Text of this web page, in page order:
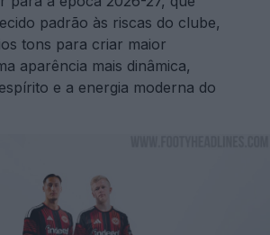
padrão às riscas do clube,
tons para criar maior
aparência mais dinâmica,
e a energia moderna do